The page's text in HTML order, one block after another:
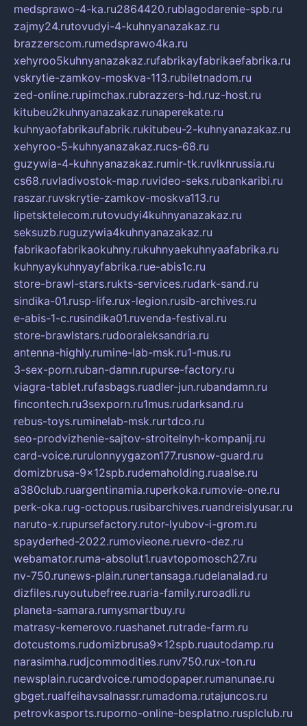
medsprawo-4-ka.ru2864420.rublagodarenie-spb.ru
zajmy24.rutovudyi-4-kuhnyanazakaz.ru
brazzerscom.rumedsprawo4ka.ru
xehyroo5kuhnyanazakaz.rufabrikayfabrikaefabrika.ru
vskrytie-zamkov-moskva-113.rubiletnadom.ru
zed-online.rupimchax.rubrazzers-hd.ruz-host.ru
kitubeu2kuhnyanazakaz.runaperekate.ru
kuhnyaofabrikaufabrik.rukitubeu-2-kuhnyanazakaz.ru
xehyroo-5-kuhnyanazakaz.rucs-68.ru
guzywia-4-kuhnyanazakaz.rumir-tk.ruvlknrussia.ru
cs68.ruvladivostok-map.ruvideo-seks.rubankaribi.ru
raszar.ruvskrytie-zamkov-moskva113.ru
lipetsktelecom.rutovudyi4kuhnyanazakaz.ru
seksuzb.ruguzywia4kuhnyanazakaz.ru
fabrikaofabrikaokuhny.rukuhnyaekuhnyaafabrika.ru
kuhnyaykuhnyayfabrika.rue-abis1c.ru
store-brawl-stars.rukts-services.rudark-sand.ru
sindika-01.rusp-life.rux-legion.rusib-archives.ru
e-abis-1-c.rusindika01.ruvenda-festival.ru
store-brawlstars.rudooraleksandria.ru
antenna-highly.rumine-lab-msk.ru1-mus.ru
3-sex-porn.ruban-damn.rupurse-factory.ru
viagra-tablet.rufasbags.ruadler-jun.rubandamn.ru
fincontech.ru3sexporn.ru1mus.rudarksand.ru
rebus-toys.ruminelab-msk.rurtdco.ru
seo-prodvizhenie-sajtov-stroitelnyh-kompanij.ru
card-voice.rurulonnyygazon177.rusnow-guard.ru
domizbrusa-9x12spb.rudemaholding.ruaalse.ru
a380club.ruargentinamia.ruperkoka.rumovie-one.ru
perk-oka.rug-octopus.rusibarchives.ruandreislyusar.ru
naruto-x.rupursefactory.rutor-lyubov-i-grom.ru
spayderhed-2022.rumovieone.ruevro-dez.ru
webamator.ruma-absolut1.ruavtopomosch27.ru
nv-750.runews-plain.runertansaga.rudelanalad.ru
dizfiles.ruyoutubefree.ruaria-family.ruroadli.ru
planeta-samara.rumysmartbuy.ru
matrasy-kemerovo.ruashanet.rutrade-farm.ru
dotcustoms.rudomizbrusa9x12spb.ruautodamp.ru
narasimha.rudjcommodities.runv750.rux-ton.ru
newsplain.rucardvoice.rumodopaper.rumanunae.ru
gbget.rualfeihavsalnassr.rumadoma.rutajuncos.ru
petrovkasports.ruporno-online-besplatno.rusplclub.ru